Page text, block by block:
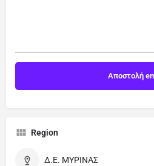
Region
Δ.Ε. ΜΥΡΙΝΑΣ